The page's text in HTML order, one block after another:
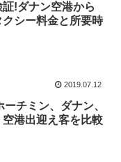
!ダナン空港から
シー料金と所要時
2019.07.12
チミン、ダナン、
港出迎え客を比較